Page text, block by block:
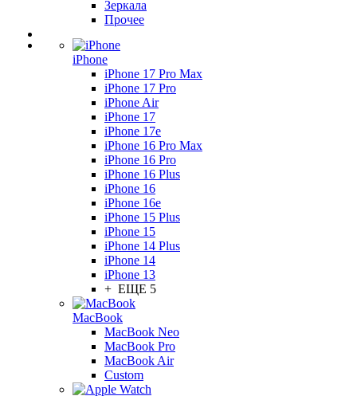
Зеркала
Прочее
iPhone
iPhone 17 Pro Max
iPhone 17 Pro
iPhone Air
iPhone 17
iPhone 17e
iPhone 16 Pro Max
iPhone 16 Pro
iPhone 16 Plus
iPhone 16
iPhone 16e
iPhone 15 Plus
iPhone 15
iPhone 14 Plus
iPhone 14
iPhone 13
+ ЕЩЕ 5
MacBook
MacBook Neo
MacBook Pro
MacBook Air
Custom